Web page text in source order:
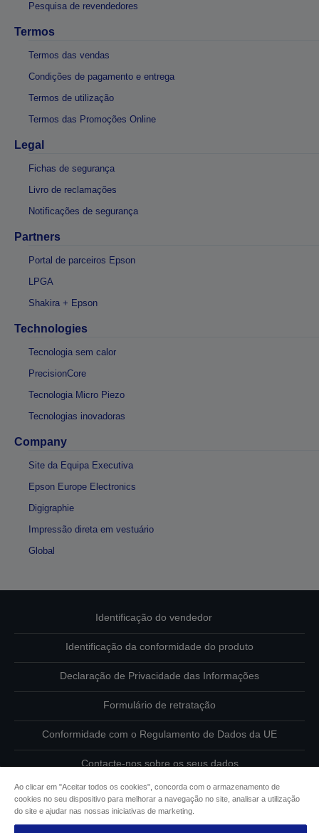
Pesquisa de revendedores
Termos
Termos das vendas
Condições de pagamento e entrega
Termos de utilização
Termos das Promoções Online
Legal
Fichas de segurança
Livro de reclamações
Notificações de segurança
Partners
Portal de parceiros Epson
LPGA
Shakira + Epson
Technologies
Tecnologia sem calor
PrecisionCore
Tecnologia Micro Piezo
Tecnologias inovadoras
Company
Site da Equipa Executiva
Epson Europe Electronics
Digigraphie
Impressão direta em vestuário
Global
Identificação do vendedor
Identificação da conformidade do produto
Declaração de Privacidade das Informações
Formulário de retratação
Conformidade com o Regulamento de Dados da UE
Contacte-nos sobre os seus dados
Informações sobre cookies
Ao clicar em "Aceitar todos os cookies", concorda com o armazenamento de
cookies no seu dispositivo para melhorar a navegação no site, analisar a utilização
do site e ajudar nas nossas iniciativas de marketing.